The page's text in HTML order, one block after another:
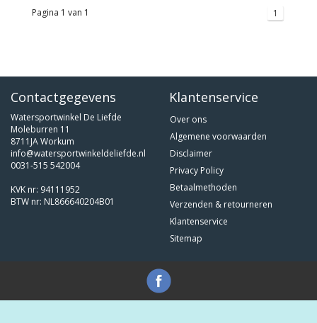
Pagina 1 van 1 1
Contactgegevens
Watersportwinkel De Liefde
Moleburren 11
8711JA Workum
info@watersportwinkeldeliefde.nl
0031-515 542004
KVK nr: 94111952
BTW nr: NL866640204B01
Klantenservice
Over ons
Algemene voorwaarden
Disclaimer
Privacy Policy
Betaalmethoden
Verzenden & retourneren
Klantenservice
Sitemap